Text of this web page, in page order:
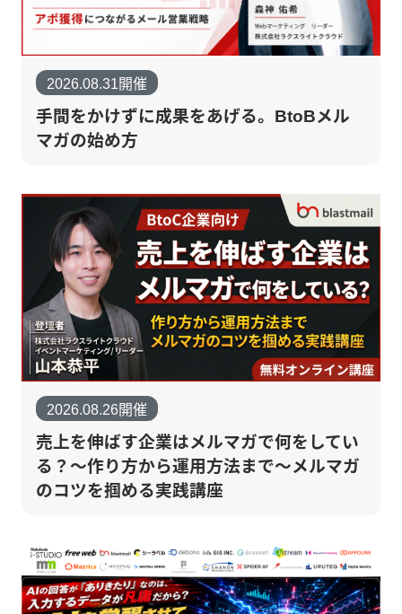
2026.08.31開催
手間をかけずに成果をあげる。BtoBメル
マガの始め方
2026.08.26開催
売上を伸ばす企業はメルマガで何をしてい
る？～作り方から運用方法まで～メルマガ
のコツを掴める実践講座